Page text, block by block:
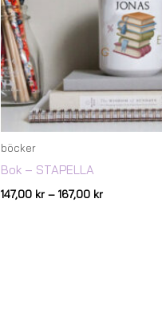
böcker
Bok – STAPELLA
147,00 kr – 167,00 kr
167,00 kr